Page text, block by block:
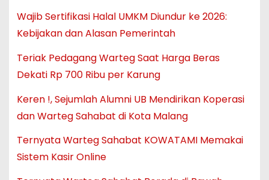
Wajib Sertifikasi Halal UMKM Diundur ke 2026:
Kebijakan dan Alasan Pemerintah
Teriak Pedagang Warteg Saat Harga Beras
Dekati Rp 700 Ribu per Karung
Keren !, Sejumlah Alumni UB Mendirikan Koperasi
dan Warteg Sahabat di Kota Malang
Ternyata Warteg Sahabat KOWATAMI Memakai
Sistem Kasir Online